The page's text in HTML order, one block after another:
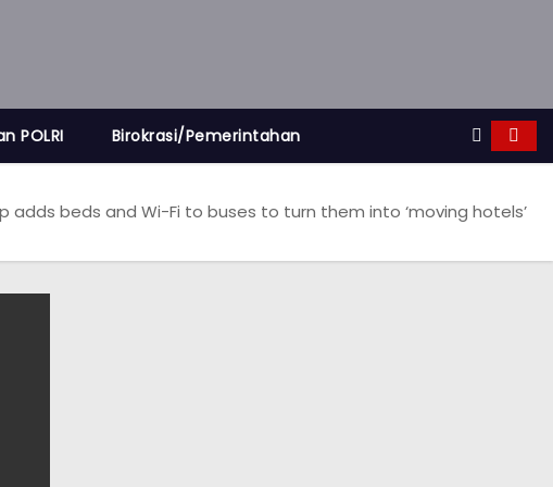
POLRI Birokrasi/Pemerintahan
adds beds and Wi-Fi to buses to turn them into ‘moving hotels’